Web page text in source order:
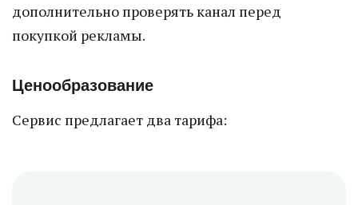
дополнительно проверять канал перед
покупкой рекламы.
Ценообразование
Сервис предлагает два тарифа: